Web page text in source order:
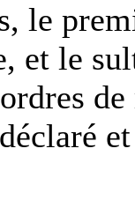
le
et le